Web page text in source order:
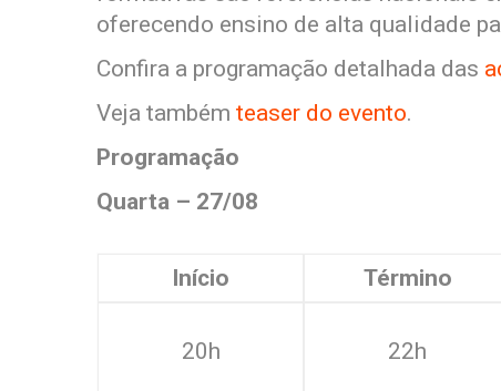
oferecendo ensino de alta qualidade
Confira a programação detalhada das
Veja também teaser do evento.
Programação
Quarta – 27/08
Início Término
20h 22h